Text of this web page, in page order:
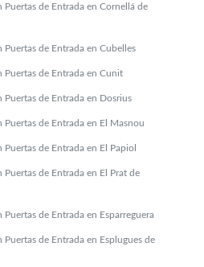
Puertas de Entrada en Cornellá de
Puertas de Entrada en Cubelles
Puertas de Entrada en Cunit
Puertas de Entrada en Dosrius
Puertas de Entrada en El Masnou
de Entrada en El Papiol
de Entrada en El Prat de
de Entrada en Esparreguera
de Entrada en Esplugues de